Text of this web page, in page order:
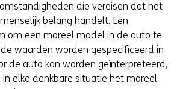
die vereisen dat het
belang handelt. Eén
om een moreel model in de auto te
waarden worden gespecificeerd in
de auto kan worden geïnterpreteerd,
elke denkbare situatie het moreel